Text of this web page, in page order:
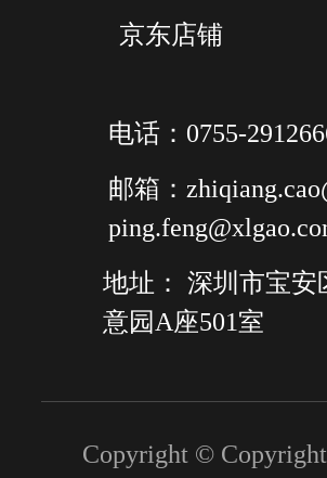
京东店铺
电话：0755-
邮箱：
地址： 深圳市宝安
意园A座501室
Copyright ©